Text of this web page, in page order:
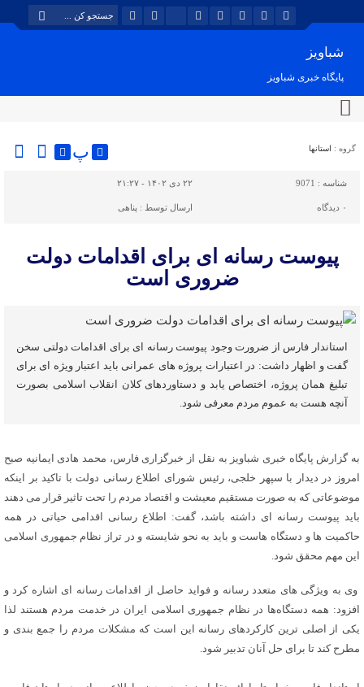
شباویز
پایگاه خبری شباویز
گروه : استانها پ
شناسه : 9071 ۲۲ دی ۱۴۰۲ - ۲۱:۲۷
۰ دیدگاه ارسال توسط : پناهی
پیوست رسانه ای برای اقدامات دولت
ضروری است
استاندار فارس از ضرورت وجود پیوست رسانه ای برای اقدامات دولتی سخن
گفت و اظهار داشت: در اعتبارات پروژه های عمرانی باید اعتبار ویژه ای برای
تبلیغ همان پروژه، اختصاص یابد و دستاوردهای کلان انقلاب اسلامی بصورت
آنچه هست به عموم مردم معرفی شود.
به گزارش پایگاه خبری شباویز به نقل از خبرگزاری فارس، محمد هادی ایمانیه صبح
امروز در دیدار با سپهر خلجی، رئیس شورای اطلاع رسانی دولت با تاکید بر اینکه
موضوعاتی که به صورت مستقیم معیشت و اقتصاد مردم را تحت تاثیر قرار می دهند
باید پیوست رسانه ای داشته باشد، گفت: اطلاع رسانی اقدامی حیاتی در همه
حاکمیت ها و دستگاه هاست و باید به نحو شایسته و در تراز نظام جمهوری اسلامی
این مهم محقق شود.
وی به ویژگی های متعدد رسانه و فواید حاصل از اقدامات رسانه ای اشاره کرد و
افزود: همه دستگاه‌ها در نظام جمهوری اسلامی ایران در خدمت مردم هستند لذا
یکی از اصلی ترین کارکردهای رسانه این است که مشکلات مردم را جمع بندی و
مطرح کند تا برای حل آنان تدبیر شود.